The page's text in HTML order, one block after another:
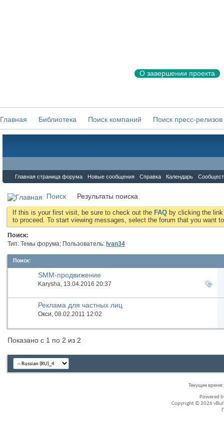
О завершении проекта
Главная Библиотека Поиск компаний Поиск пресс-релизов
Главная страница форума Новые сообщения Справка Календарь
Поиск Результаты поиска
If this is your first visit, be sure to check out the FAQ by clicking the
to proceed. To start viewing messages, select the forum that you want
Поиск:
Тип: Темы форума; Пользователь: Ivan34
Поиск:
SMM-продвижение
Karysha, 13.04.2016 20:37
Реклама для частных лиц
Окси, 08.02.2011 12:02
Показано с 1 по 2 из 2
Текущее время:
Powered
Copyright © 2026